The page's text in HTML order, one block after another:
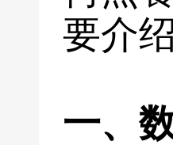
要介
一、